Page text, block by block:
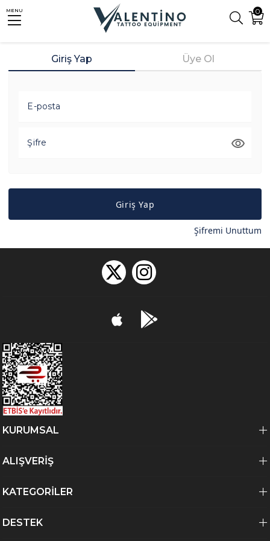
0
MENU
Giriş Yap Üye Ol
E-posta
Şifre
Giriş Yap
Şifremi Unuttum
KURUMSAL
ALIŞVERİŞ
KATEGORİLER
DESTEK